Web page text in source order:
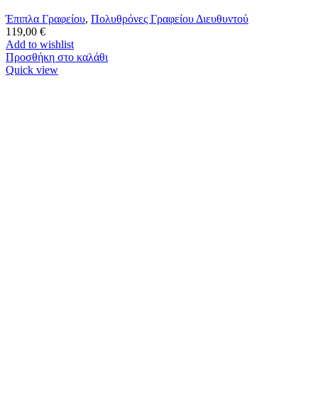
Έπιπλα Γραφείου, Πολυθρόνες Γραφείου Διευθυντού
119,00 €
Add to wishlist
Προσθήκη στο καλάθι
Quick view